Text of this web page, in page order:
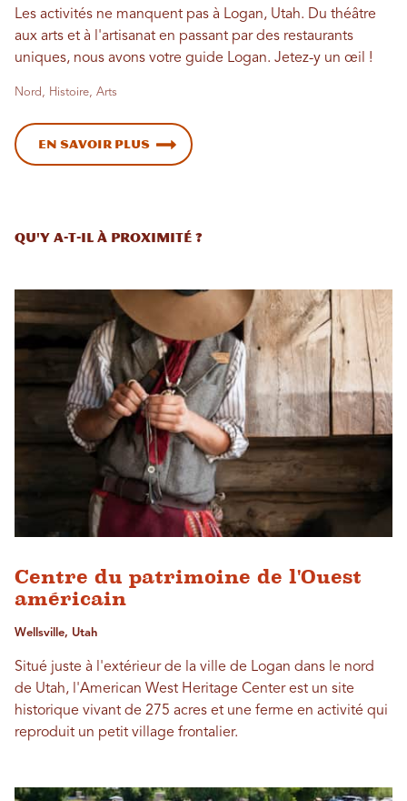
Les activités ne manquent pas à Logan, Utah. Du théâtre
aux arts et à l'artisanat en passant par des restaurants
uniques, nous avons votre guide Logan. Jetez-y un œil !
Nord, Histoire, Arts
EN SAVOIR PLUS
Qu'y a-t-il à proximité ?
Centre du patrimoine de l'Ouest
américain
Wellsville, Utah
Situé juste à l'extérieur de la ville de Logan dans le nord
de Utah, l'American West Heritage Center est un site
historique vivant de 275 acres et une ferme en activité qui
reproduit un petit village frontalier.